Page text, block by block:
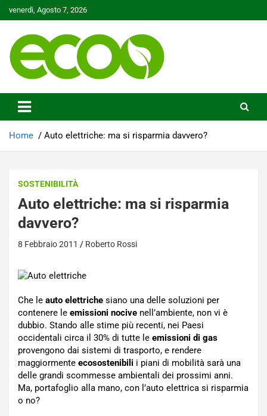
to
venerdì, Agosto 7, 2026
Ecoo.it
Home Auto elettriche: ma si risparmia davvero?
SOSTENIBILITÀ
Auto elettriche: ma si risparmia
davvero?
8 Febbraio 2011 Roberto Rossi
Che le auto elettriche siano una delle soluzioni per
contenere le emissioni nocive nell’ambiente, non vi è
dubbio. Stando alle stime più recenti, nei Paesi
occidentali circa il 30% di tutte le emissioni di gas
provengono dai sistemi di trasporto, e rendere
maggiormente ecosostenibili i piani di mobilità sarà una
delle grandi scommesse ambientali dei prossimi anni.
Ma, portafoglio alla mano, con l’auto elettrica si risparmia
o no?